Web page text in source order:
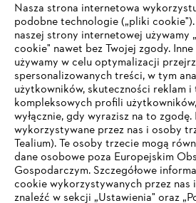
Firma
Nasza strona internetowa
podobne technologie („pliki
naszej strony internetowej używamy
cookie" nawet bez Twojej zgody.
używamy w celu optymalizacji
spersonalizowanych treści, w tym
użytkowników, skuteczności reklam i
kompleksowych profili
wyłącznie, gdy wyrazisz na to
wykorzystywane przez nas i osoby
Tealium). Te osoby trzecie mogą
dane osobowe poza Europejskim
Gospodarczym. Szczegółowe
cookie wykorzystywanych przez nas
znaleźć w sekcji „Ustawienia" oraz